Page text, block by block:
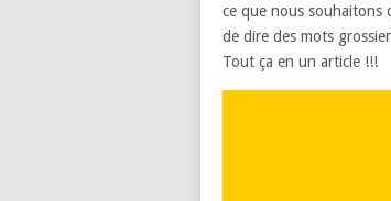
ce que nous souhaitons
de dire des mots
Tout ça en un article !!!